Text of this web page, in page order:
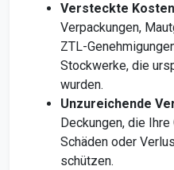
Versteckte
Verpackungen,
ZTL-
Stockwerke, die
wurden.
Unzureichende
Deckungen, die
Schäden oder
schützen.